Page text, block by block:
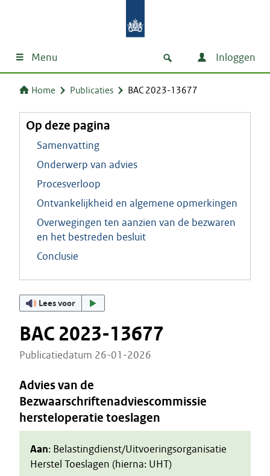
Menu Inloggen
Home Publicaties BAC 2023-13677
Op deze pagina
Samenvatting
Onderwerp van advies
Procesverloop
Ontvankelijkheid en algemene opmerkingen
Overwegingen ten aanzien van de bezwaren
en het bestreden besluit
Conclusie
Lees voor
BAC 2023-13677
Publicatiedatum 26-01-2026
Advies van de
Bezwaarschriftenadviescommissie
hersteloperatie toeslagen
Aan: Belastingdienst/Uitvoeringsorganisatie
Herstel Toeslagen (hierna: UHT)